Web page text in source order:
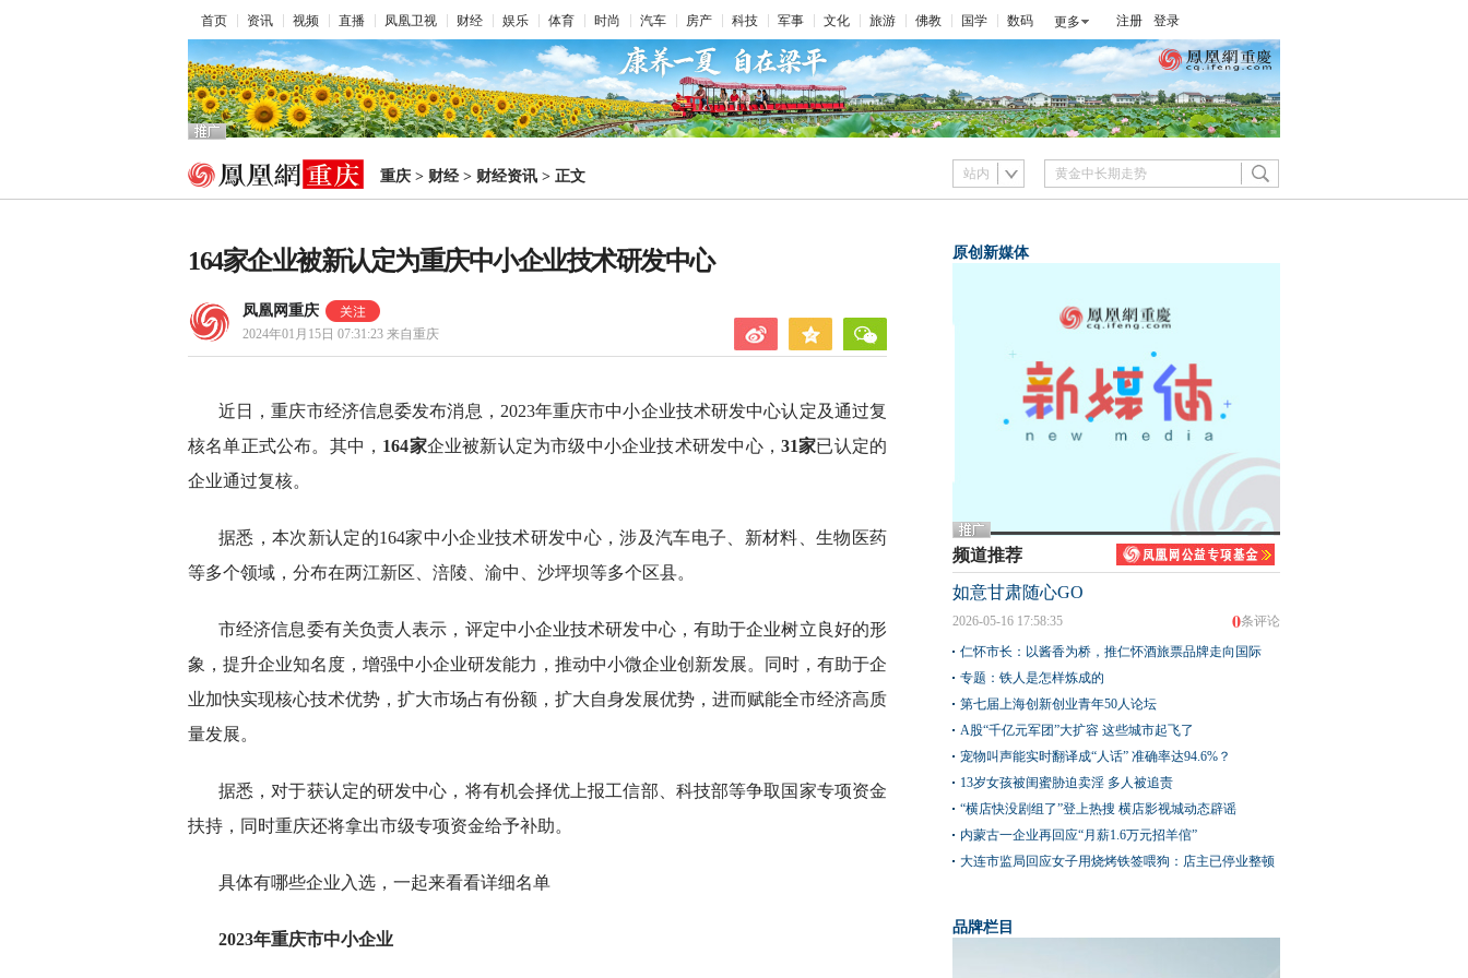
首页 资讯 视频 直播 凤凰卫视 财经 娱乐 体育 时尚 汽车 房产 科技 军事 文化 旅游 佛教 国学 数码 更多 注册 登录
重庆 > 财经> 财经资讯 > 正文 站内
164家企业被新认定为重庆中小企业技术研发中心
凤凰网重庆
2024年01月15日 07:31:23 来自重庆
近日，重庆市经济信息委发布消息，2023年重庆市中小企业技术研发中心认定及通过复
核名单正式公布。其中， 164家企业被新认定为市级中小企业技术研发中心， 31家已认定的
企业通过复核。
据悉，本次新认定的164家中小企业技术研发中心，涉及汽车电子、新材料、生物医药
等多个领域，分布在两江新区、涪陵、渝中、沙坪坝等多个区县。
市经济信息委有关负责人表示，评定中小企业技术研发中心，有助于企业树立良好的形
象，提升企业知名度，增强中小企业研发能力，推动中小微企业创新发展。同时，有助于企
业加快实现核心技术优势，扩大市场占有份额，扩大自身发展优势，进而赋能全市经济高质
量发展。
据悉，对于获认定的研发中心，将有机会择优上报工信部、科技部等争取国家专项资金
扶持，同时重庆还将拿出市级专项资金给予补助。
具体有哪些企业入选，一起来看看详细名单
2023年重庆市中小企业
原创新媒体
频道推荐
如意甘肃随心GO
0条评论
2026-05-16 17:58:35
仁怀市长：以酱香为桥，推仁怀酒旅票品牌走向国际
专题：铁人是怎样炼成的
第七届上海创新创业青年50人论坛
A股“千亿元军团”大扩容 这些城市起飞了
宠物叫声能实时翻译成“人话” 准确率达94.6%？
13岁女孩被闺蜜胁迫卖淫 多人被追责
“横店快没剧组了”登上热搜 横店影视城动态辟谣
内蒙古一企业再回应“月薪1.6万元招羊倌”
大连市监局回应女子用烧烤铁签喂狗：店主已停业整顿
品牌栏目